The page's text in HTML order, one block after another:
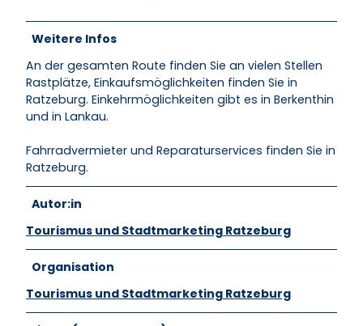
Weitere Infos
An der gesamten Route finden Sie an vielen Stellen
Rastplätze, Einkaufsmöglichkeiten finden Sie in
Ratzeburg. Einkehrmöglichkeiten gibt es in Berkenthin
und in Lankau.
Fahrradvermieter und Reparaturservices finden Sie in
Ratzeburg.
Autor:in
Tourismus und Stadtmarketing Ratzeburg
Organisation
Tourismus und Stadtmarketing Ratzeburg